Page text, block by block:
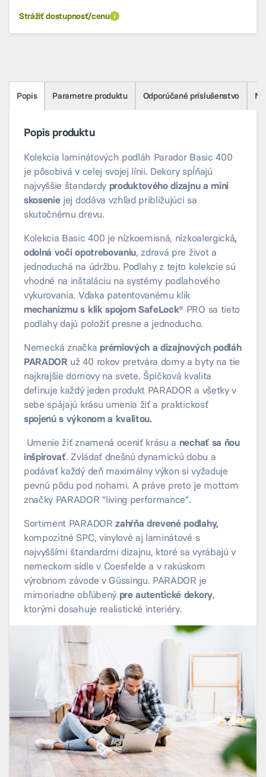
Strážiť dostupnosť/cenu
Popis Parametre produktu Odporúčané príslušenstvo
Popis produktu
Kolekcia laminátových podláh Parador Basic 400
je pôsobivá v celej svojej línii. Dekory spĺňajú
najvyššie štandardy produktového dizajnu a mini
skosenie jej dodáva vzhľad približujúci sa
skutočnému drevu.
Kolekcia Basic 400 je nízkoemisná, nízkoalergická,
odolná voči opotrebovaniu, zdravá pre život a
jednoduchá na údržbu. Podlahy z tejto kolekcie sú
vhodné na inštaláciu na systémy podlahového
vykurovania. Vďaka patentovanému klik
mechanizmu s klik spojom SafeLock® PRO sa tieto
podlahy dajú položiť presne a jednoducho.
Nemecká značka prémiových a dizajnových podláh
PARADOR už 40 rokov pretvára domy a byty na tie
najkrajšie domovy na svete. Špičková kvalita
definuje každý jeden produkt PARADOR a všetky v
sebe spájajú krásu umenia žiť a praktickosť
spojenú s výkonom a kvalitou.
Umenie žiť znamená oceniť krásu a nechať sa ňou
inšpirovať. Zvládať dnešnú dynamickú dobu a
podávať každý deň maximálny výkon si vyžaduje
pevnú pôdu pod nohami. A práve preto je mottom
značky PARADOR “living performance”.
Sortiment PARADORzahŕňa drevené podlahy,
kompozitné SPC, vinylové aj laminátové s
najvyššími štandardmi dizajnu, ktoré sa vyrábajú v
nemeckom sídle v Coesfelde a v rakúskom
výrobnom závode v Güssingu. PARADOR je
mimoriadne obľúbený pre autentické dekory,
ktorými dosahuje realistické interiéry.